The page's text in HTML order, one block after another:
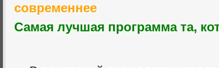
современнее
Самая лучшая программа та,